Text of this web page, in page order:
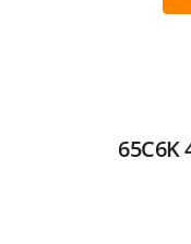
65C6K